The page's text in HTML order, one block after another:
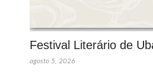
Festival Literário de
agosto 5, 2026